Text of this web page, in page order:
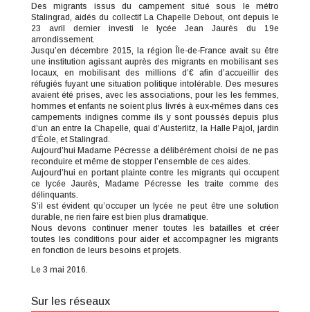
Des migrants issus du campement situé sous le métro
Stalingrad, aidés du collectif La Chapelle Debout, ont depuis le
23 avril dernier investi le lycée Jean Jaurès du 19e
arrondissement.
Jusqu’en décembre 2015, la région Île-de-France avait su être
une institution agissant auprès des migrants en mobilisant ses
locaux, en mobilisant des millions d’€ afin d’accueillir des
réfugiés fuyant une situation politique intolérable. Des mesures
avaient été prises, avec les associations, pour les les femmes,
hommes et enfants ne soient plus livrés à eux-mêmes dans ces
campements indignes comme ils y sont poussés depuis plus
d’un an entre la Chapelle, quai d’Austerlitz, la Halle Pajol, jardin
d’Éole, et Stalingrad.
Aujourd’hui Madame Pécresse a délibérément choisi de ne pas
reconduire et même de stopper l’ensemble de ces aides.
Aujourd’hui en portant plainte contre les migrants qui occupent
ce lycée Jaurès, Madame Pécresse les traite comme des
délinquants.
S’il est évident qu’occuper un lycée ne peut être une solution
durable, ne rien faire est bien plus dramatique.
Nous devons continuer mener toutes les batailles et créer
toutes les conditions pour aider et accompagner les migrants
en fonction de leurs besoins et projets.
Le 3 mai 2016.
Sur les réseaux